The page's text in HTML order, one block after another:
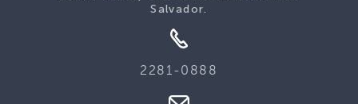
Salvador.
2281-0888